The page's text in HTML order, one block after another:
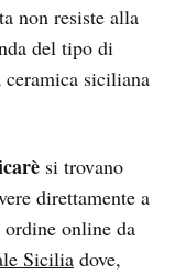
non resiste alla
del tipo di
ceramica siciliana
si trovano
direttamente a
online da
Sicilia dove,